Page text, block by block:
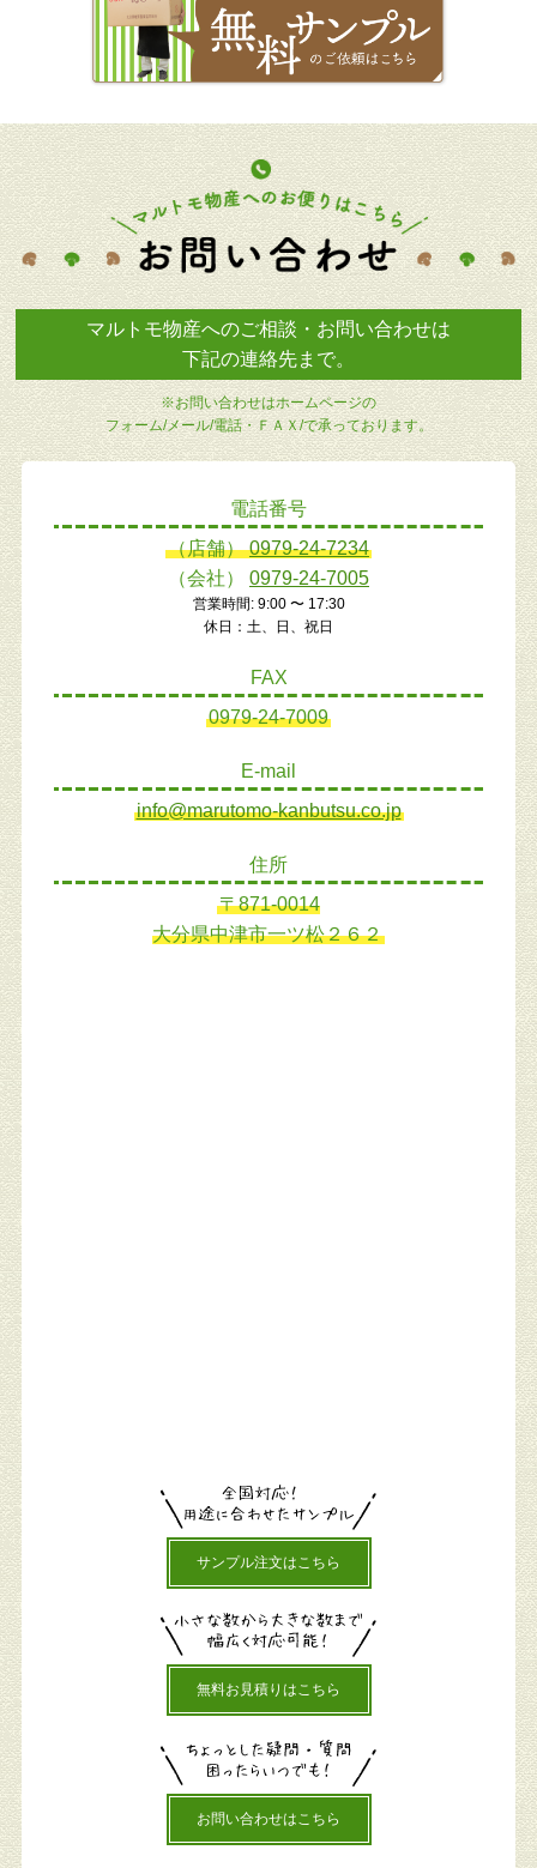
マルトモ物産へのご相談・お問い合わせは
下記の連絡先まで。
※お問い合わせはホームページの
フォーム/メール/電話・ＦＡＸ/で承っております。
電話番号
（店舗）0979-24-7234
（会社） 0979-24-7005
営業時間: 9:00 〜 17:30
休日：土、日、祝日
FAX
0979-24-7009
E-mail
info@marutomo-kanbutsu.co.jp
住所
〒871-0014
大分県中津市一ツ松２６２
サンプル注文はこちら
無料お見積りはこちら
お問い合わせはこちら